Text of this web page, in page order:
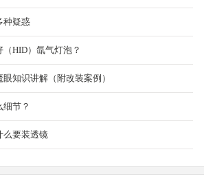
种疑惑
HID）氙气灯泡？
知识讲解（附改装案例）
节？
么要装透镜
07-20
莱特氙气灯泡
气灯（High intensity Discharge） 是指内部充满
括氙气在内的惰性气体混合体，没有卤素灯
halog...
09-12
司朗LED魄晓者双光透镜
灯升级店。从安全的角度出发，自主研发的改